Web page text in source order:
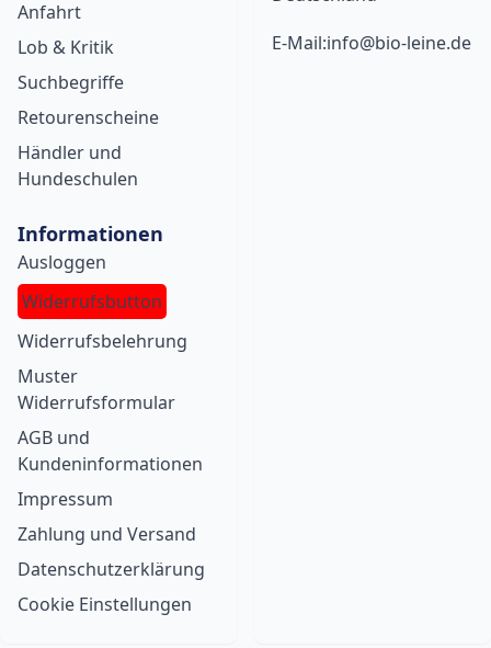
Anfahrt
Lob & Kritik
Suchbegriffe
Retourenscheine
Händler und
Hundeschulen
Informationen
Ausloggen
Widerrufsbutton
Widerrufsbelehrung
Muster
Widerrufsformular
AGB und
Kundeninformationen
Impressum
Zahlung und Versand
Datenschutzerklärung
Cookie Einstellungen
E-Mail:info@bio-leine.de